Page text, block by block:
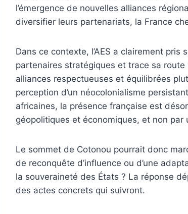
l’émergence de nouvelles alliances
diversifier leurs partenariats, la France
Dans ce contexte, l’AES a clairement
partenaires stratégiques et trace sa
alliances respectueuses et équilibrées
perception d’un néocolonialisme
africaines, la présence française est
géopolitiques et économiques, et non
Le sommet de Cotonou pourrait donc
de reconquête d’influence ou d’une
la souveraineté des États ? La réponse
des actes concrets qui suivront.